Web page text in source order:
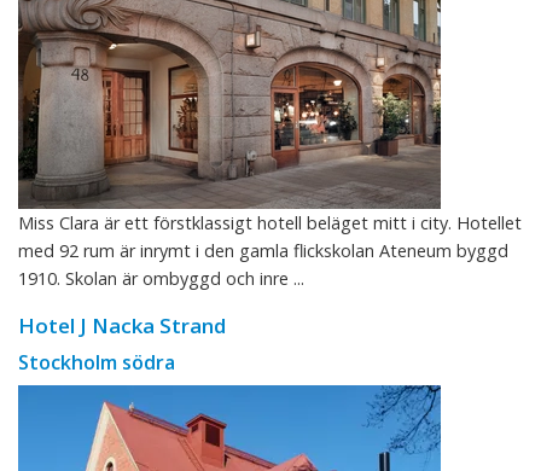
Miss Clara är ett förstklassigt hotell beläget mitt i city. Hotellet
med 92 rum är inrymt i den gamla flickskolan Ateneum byggd
1910. Skolan är ombyggd och inre ...
Hotel J Nacka Strand
Stockholm södra